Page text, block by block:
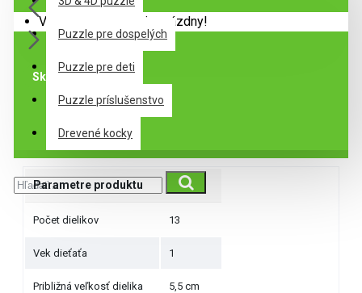
Puzzle pre dospelých
Puzzle pre deti
Puzzle príslušenstvo
Drevené kocky
Váš nákupný košík je prázdny!
Skladom
Špecifikácie
Parametre produktu
Počet dielikov 13
Vek dieťaťa 1
Približná veľkosť dielika 5,5 cm